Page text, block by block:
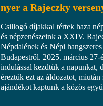
nyer a Rajeczky
Csillogó díjakkal tértek haza
és népzenészeink a XXIV.
Népdalének és Népi
Budapestről. 2025. március
indulással kezdtük a napunkat,
éreztük ezt az áldozatot, miután
ajándékot kaptunk a közös